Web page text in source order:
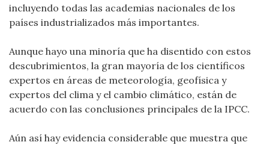
incluyendo todas las academias nacionales de los
países industrializados más importantes.
Aunque hayo una minoría que ha disentido con estos
descubrimientos, la gran mayoría de los científicos
expertos en áreas de meteorología, geofísica y
expertos del clima y el cambio climático, están de
acuerdo con las conclusiones principales de la IPCC.
Aún así hay evidencia considerable que muestra que